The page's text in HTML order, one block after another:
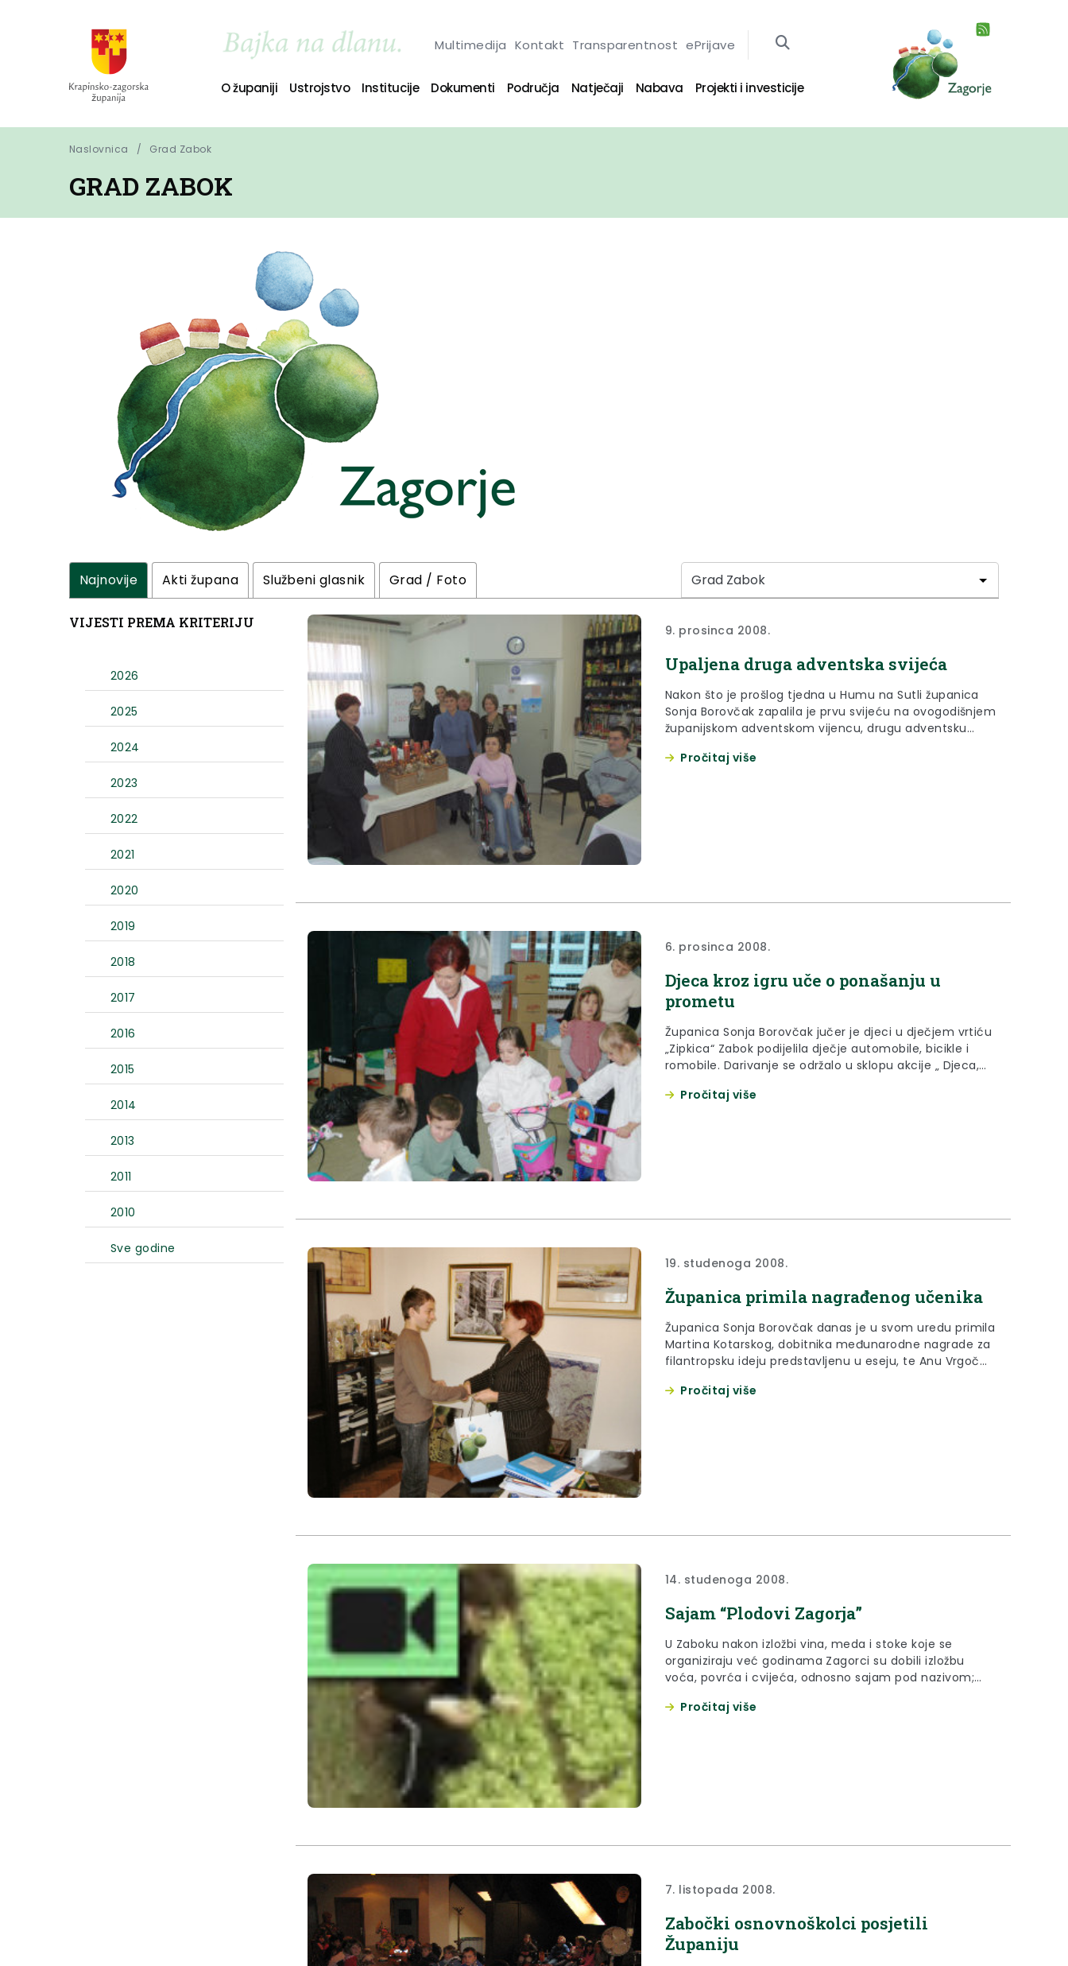
Multimedija Kontakt Transparentnost ePrijave
O županiji Ustrojstvo Institucije Dokumenti Područja Natječaji Nabava Projekti i investicije
Naslovnica Grad Zabok
GRAD ZABOK
Najnovije Akti župana Službeni glasnik Grad / Foto
VIJESTI PREMA KRITERIJU
2026
2025
2024
2023
2022
2021
2020
2019
2018
2017
2016
2015
2014
2013
2011
2010
Sve godine
9. prosinca 2008.
Upaljena druga adventska svijeća
Nakon što je prošlog tjedna u Humu na Sutli županica
Sonja Borovčak zapalila je prvu svijeću na ovogodišnjem
županijskom adventskom vijencu, drugu adventsku
multipleskleroze Krapinsko-zagorske županije u Zaboku.
Pročitaj više
6. prosinca 2008.
Djeca kroz igru uče o ponašanju u
prometu
Županica Sonja Borovčak jučer je djeci u dječjem vrtiću
„Zipkica“ Zabok podijelila dječje automobile, bicikle i
romobile. Darivanje se održalo u sklopu akcije „ Djeca,
sigurnost prometa na cestama Krapinsko – zagorske
Pročitaj više
19. studenoga 2008.
Županica primila nagrađenog učenika
Županica Sonja Borovčak danas je u svom uredu primila
Martina Kotarskog, dobitnika međunarodne nagrade za
filantropsku ideju predstavljenu u eseju, te Anu Vrgoč
povodu 20. studenoga, Dana Konvencije o pravima
Pročitaj više
14. studenoga 2008.
Sajam “Plodovi Zagorja”
U Zaboku nakon izložbi vina, meda i stoke koje se
organiziraju već godinama Zagorci su dobili izložbu
voća, povrća i cvijeća, odnosno sajam pod nazivom;
Pročitaj više
7. listopada 2008.
Zabočki osnovnoškolci posjetili
Županiju